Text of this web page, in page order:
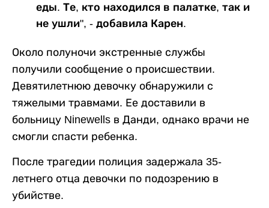
еды. Те, кто находился в палатке, так и
не ушли", - добавила Карен.
Около полуночи экстренные службы
получили сообщение о происшествии.
Девятилетнюю девочку обнаружили с
тяжелыми травмами. Ее доставили в
больницу Ninewells в Данди, однако врачи не
смогли спасти ребенка.
После трагедии полиция задержала 35-
летнего отца девочки по подозрению в
убийстве.